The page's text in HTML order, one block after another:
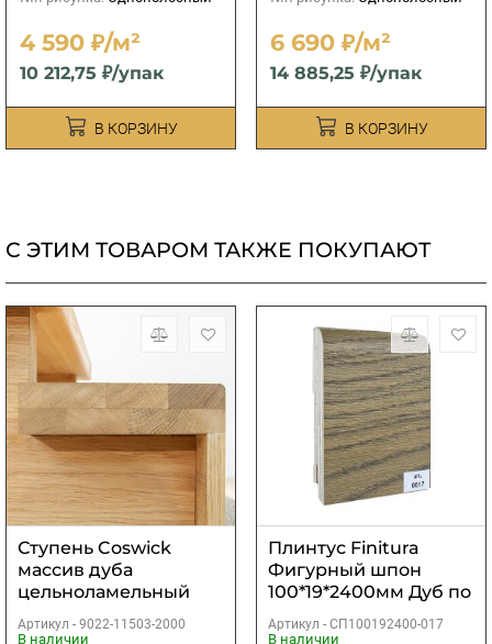
4 590 ₽/м²
10 212,75 ₽/упак
В КОРЗИНУ
6 690 ₽/м²
14 885,25 ₽/упак
В КОРЗИНУ
С ЭТИМ ТОВАРОМ ТАКЖЕ ПОКУПАЮТ
Ступень Coswick
массив дуба
цельноламельный
без покрытия
1200х330х40 мм
Артикул - 9022-11503-2000
В наличии
Плинтус Finitura
Фигурный шпон
100*19*2400мм Дуб по
арт. 017
Артикул - СП100192400-017
В наличии